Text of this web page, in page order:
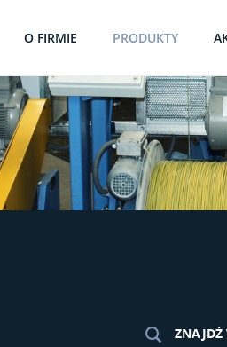
O FIRMIE PRODUKTY
ZNAJDŹ